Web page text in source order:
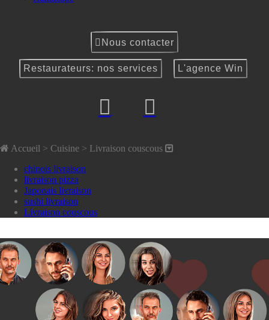
Nous contacter
Restaurateurs: nos services L'agence Win
Accueil > Cuisine > Livraison couscous
chinois livraison
livraison pizza
Japonais livraison
sushi livraison
Livraison couscous